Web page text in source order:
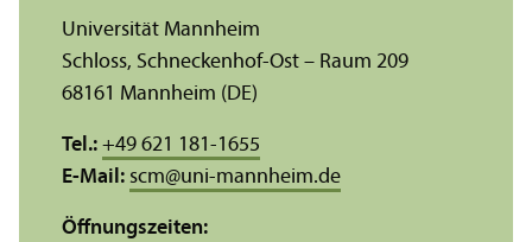
Universität Mannheim
Schloss, Schneckenhof-Ost – Raum 209
68161 Mannheim (DE)
Tel.: +49 621 181-1655
E-Mail: scm@uni-mannheim.de
Öffnungs­zeiten: